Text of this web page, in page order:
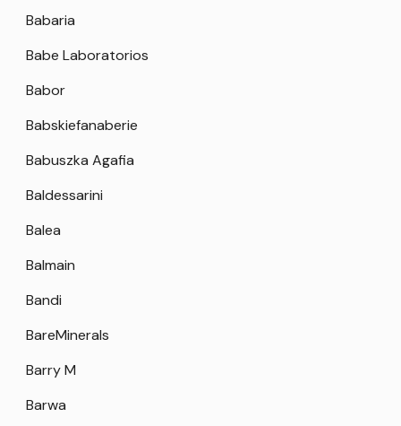
Babaria
Babe Laboratorios
Babor
Babskiefanaberie
Babuszka Agafia
Baldessarini
Balea
Balmain
Bandi
BareMinerals
Barry M
Barwa